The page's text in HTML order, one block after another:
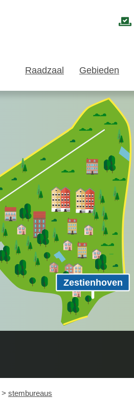
Raadzaal Gebieden
Zestienhoven
> stembureaus